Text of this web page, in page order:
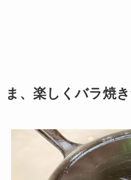
ま、楽しくバラ焼